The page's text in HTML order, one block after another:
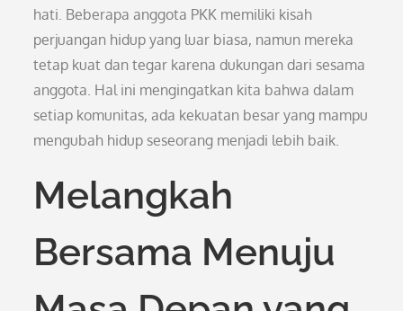
hati. Beberapa anggota PKK memiliki kisah
perjuangan hidup yang luar biasa, namun mereka
tetap kuat dan tegar karena dukungan dari sesama
anggota. Hal ini mengingatkan kita bahwa dalam
setiap komunitas, ada kekuatan besar yang mampu
mengubah hidup seseorang menjadi lebih baik.
Melangkah
Bersama Menuju